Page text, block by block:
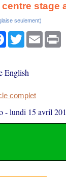
stage
seulement)
Facebook
TwitterEmail
English
complet
-lundi 15 avril